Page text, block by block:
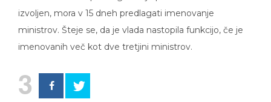
izvoljen, mora v 15 dneh predlagati imenovanje
ministrov. Šteje se, da je vlada nastopila funkcijo, če je
imenovanih več kot dve tretjini ministrov.
3